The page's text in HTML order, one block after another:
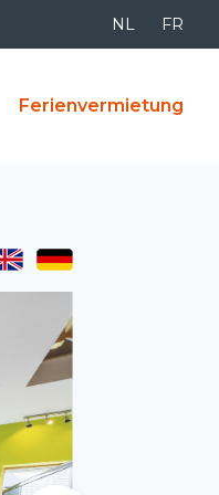
NL FR
Ferienvermietung